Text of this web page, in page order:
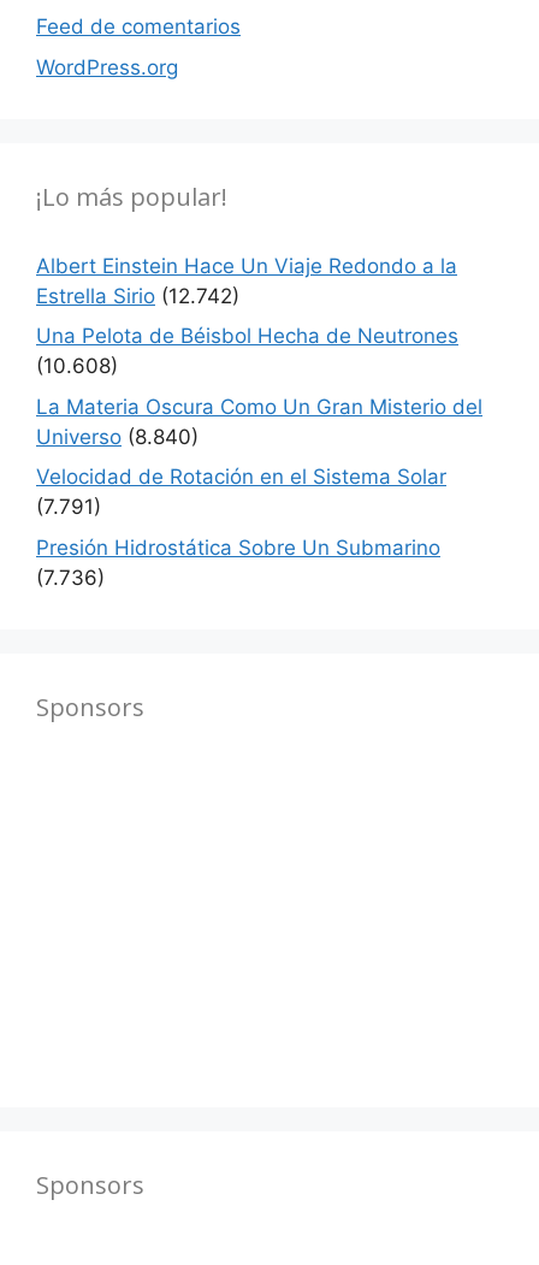
Feed de comentarios
WordPress.org
¡Lo más popular!
Albert Einstein Hace Un Viaje Redondo a la
Estrella Sirio (12.742)
Una Pelota de Béisbol Hecha de Neutrones
(10.608)
La Materia Oscura Como Un Gran Misterio del
Universo (8.840)
Velocidad de Rotación en el Sistema Solar
(7.791)
Presión Hidrostática Sobre Un Submarino
(7.736)
Sponsors
Sponsors